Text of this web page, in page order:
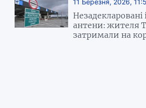
Незадекларовані
антени: жителя
затримали на